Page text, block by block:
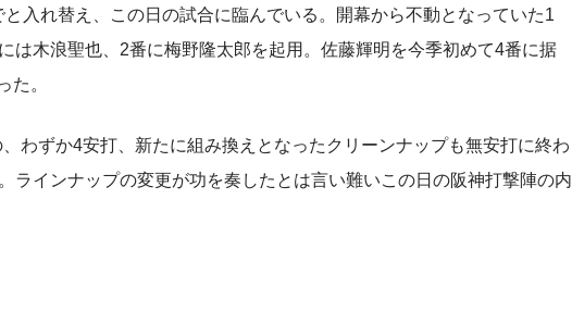
入れ替え、この日の試合に臨んでいる。開幕から不動となっていた1
は木浪聖也、2番に梅野隆太郎を起用。佐藤輝明を今季初めて4番に据
た。
わずか4安打、新たに組み換えとなったクリーンナップも無安打に終わ
ラインナップの変更が功を奏したとは言い難いこの日の阪神打撃陣の内